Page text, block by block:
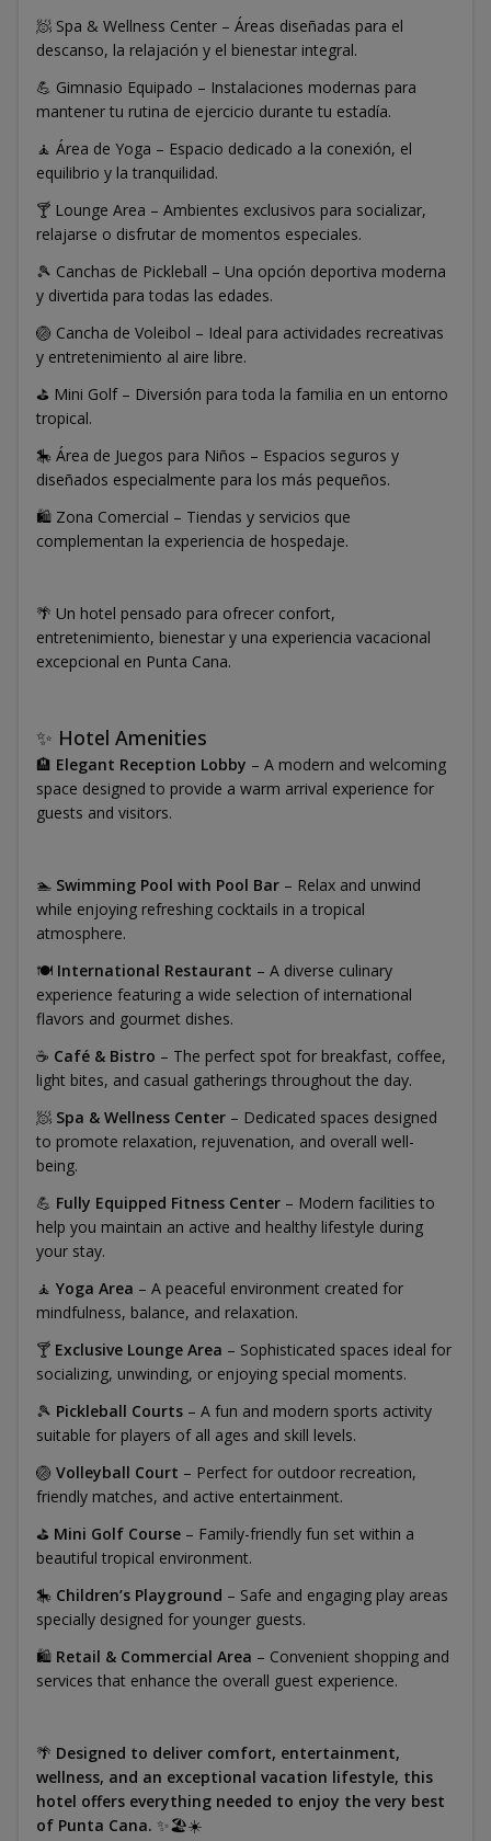
🧖 Spa & Wellness Center – Áreas diseñadas para el
descanso, la relajación y el bienestar integral.
💪 Gimnasio Equipado – Instalaciones modernas para
mantener tu rutina de ejercicio durante tu estadía.
🧘 Área de Yoga – Espacio dedicado a la conexión, el
equilibrio y la tranquilidad.
🍸 Lounge Area – Ambientes exclusivos para socializar,
relajarse o disfrutar de momentos especiales.
🎾 Canchas de Pickleball – Una opción deportiva moderna
y divertida para todas las edades.
🏐 Cancha de Voleibol – Ideal para actividades recreativas
y entretenimiento al aire libre.
⛳ Mini Golf – Diversión para toda la familia en un entorno
tropical.
🎠 Área de Juegos para Niños – Espacios seguros y
diseñados especialmente para los más pequeños.
🛍️ Zona Comercial – Tiendas y servicios que
complementan la experiencia de hospedaje.
🌴 Un hotel pensado para ofrecer confort,
entretenimiento, bienestar y una experiencia vacacional
excepcional en Punta Cana.
✨ Hotel Amenities
🏨 Elegant Reception Lobby – A modern and welcoming
space designed to provide a warm arrival experience for
guests and visitors.
🏊 Swimming Pool with Pool Bar – Relax and unwind
while enjoying refreshing cocktails in a tropical
atmosphere.
🍽️ International Restaurant – A diverse culinary
experience featuring a wide selection of international
flavors and gourmet dishes.
☕ Café & Bistro – The perfect spot for breakfast, coffee,
light bites, and casual gatherings throughout the day.
🧖 Spa & Wellness Center – Dedicated spaces designed
to promote relaxation, rejuvenation, and overall well-
being.
💪 Fully Equipped Fitness Center – Modern facilities to
help you maintain an active and healthy lifestyle during
your stay.
🧘 Yoga Area – A peaceful environment created for
mindfulness, balance, and relaxation.
🍸 Exclusive Lounge Area – Sophisticated spaces ideal for
socializing, unwinding, or enjoying special moments.
🎾 Pickleball Courts – A fun and modern sports activity
suitable for players of all ages and skill levels.
🏐 Volleyball Court – Perfect for outdoor recreation,
friendly matches, and active entertainment.
⛳ Mini Golf Course – Family-friendly fun set within a
beautiful tropical environment.
🎠 Children’s Playground – Safe and engaging play areas
specially designed for younger guests.
🛍️ Retail & Commercial Area – Convenient shopping and
services that enhance the overall guest experience.
🌴 Designed to deliver comfort, entertainment,
wellness, and an exceptional vacation lifestyle, this
hotel offers everything needed to enjoy the very best
of Punta Cana. ✨🏖️☀️